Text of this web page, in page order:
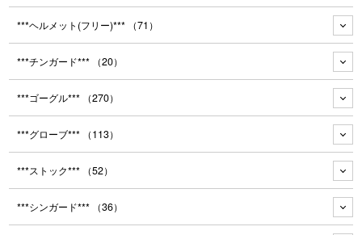
***ヘルメット(フリー)*** （71）
***チンガード*** （20）
***ゴーグル*** （270）
***グローブ*** （113）
***ストック*** （52）
***シンガード*** （36）